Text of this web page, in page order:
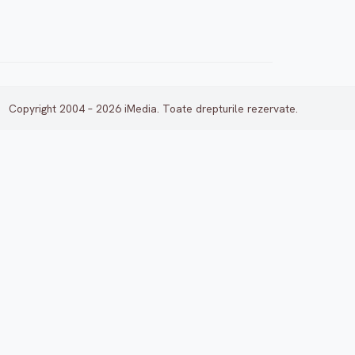
Copyright 2004 – 2026 iMedia. Toate drepturile rezervate.